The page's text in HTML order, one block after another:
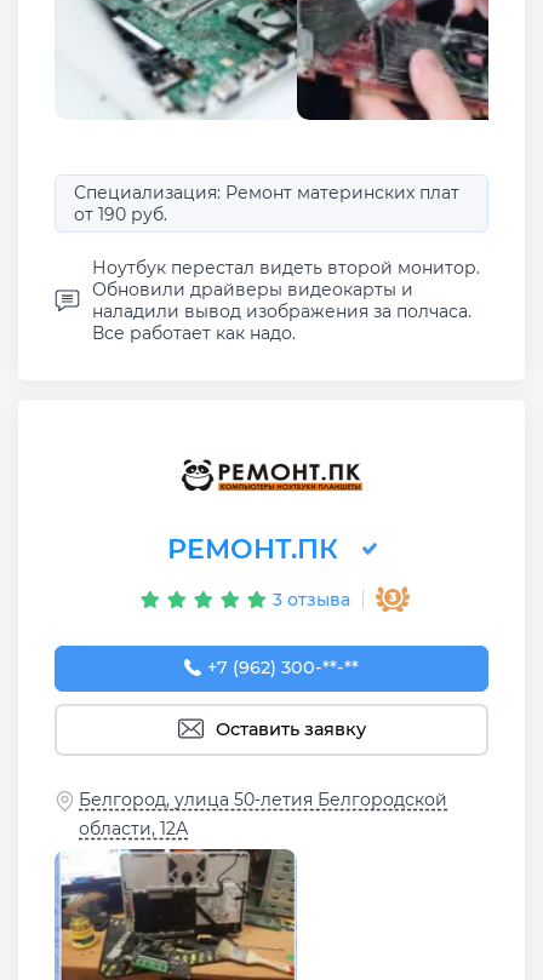
Специализация: Ремонт материнских плат
от 190 руб.
Ноутбук перестал видеть второй монитор.
Обновили драйверы видеокарты и
наладили вывод изображения за полчаса.
Все работает как надо.
РЕМОНТ.ПК
3 отзыва
+7 (962) 300-00-31
+7 (962) 300-**-**
Оставить заявку
Белгород, улица 50-летия Белгородской
области, 12А